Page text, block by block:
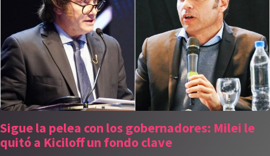
Sigue la pelea con los gobernadores: Milei le
quitó a Kiciloff un fondo clave